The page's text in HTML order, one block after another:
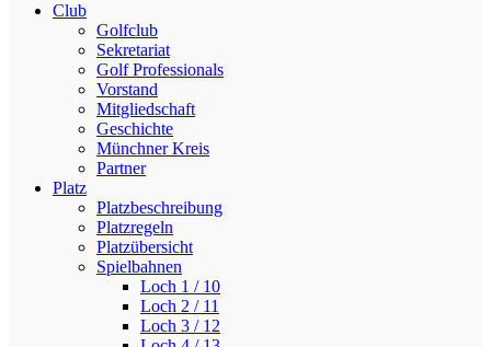
Club
Golfclub
Sekretariat
Golf Professionals
Vorstand
Mitgliedschaft
Geschichte
Münchner Kreis
Partner
Platz
Platzbeschreibung
Platzregeln
Platzübersicht
Spielbahnen
Loch 1 / 10
Loch 2 / 11
Loch 3 / 12